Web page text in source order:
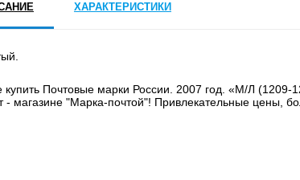
ХАРАКТЕРИСТИКИ
Почтовые марки России. 2007 год. «М/Л
- магазине "Марка-почтой"! Привлекательные цены,